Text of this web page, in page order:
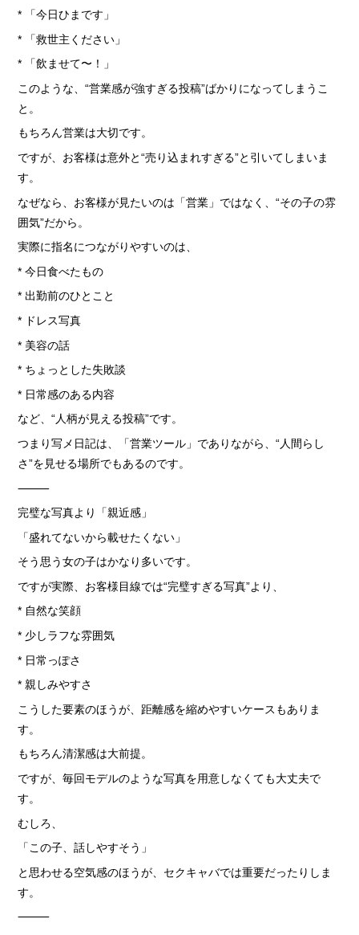
› お仕事コラム
› 先輩たちの声
› 30歳からのママワーク
› 用語集
› 卒業生の声
› 働く女性の「お給料明細」公開中
› ご応募・お問い合わせ
› サイトマップ
› グループサイト
› オンラインヴィヴィッド
› 店舗スタッフ求人
* 「今日ひまです」
* 「救世主ください」
* 「飲ませて〜！」
このような、“営業感が強すぎる投稿”ばかりになってしまうこ
と。
もちろん営業は大切です。
ですが、お客様は意外と“売り込まれすぎる”と引いてしまいま
す。
なぜなら、お客様が見たいのは「営業」ではなく、“その子の雰
囲気”だから。
実際に指名につながりやすいのは、
* 今日食べたもの
* 出勤前のひとこと
* ドレス写真
* 美容の話
* ちょっとした失敗談
* 日常感のある内容
など、“人柄が見える投稿”です。
つまり写メ日記は、「営業ツール」でありながら、“人間らし
さ”を見せる場所でもあるのです。
⸻
完璧な写真より「親近感」
「盛れてないから載せたくない」
そう思う女の子はかなり多いです。
ですが実際、お客様目線では“完璧すぎる写真”より、
* 自然な笑顔
* 少しラフな雰囲気
* 日常っぽさ
* 親しみやすさ
こうした要素のほうが、距離感を縮めやすいケースもありま
す。
もちろん清潔感は大前提。
ですが、毎回モデルのような写真を用意しなくても大丈夫で
す。
むしろ、
「この子、話しやすそう」
と思わせる空気感のほうが、セクキャバでは重要だったりしま
す。
⸻